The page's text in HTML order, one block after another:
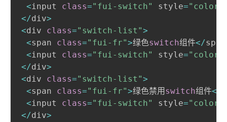
<input class="fui-switch" style=
</div>
<div class="switch-list">
<span class="fui-fr">绿色switch组件</span
<input class="fui-switch" style=
</div>
<div class="switch-list">
<span class="fui-fr">绿色禁用 switch组件<
<input class="fui-switch" style=
</div>